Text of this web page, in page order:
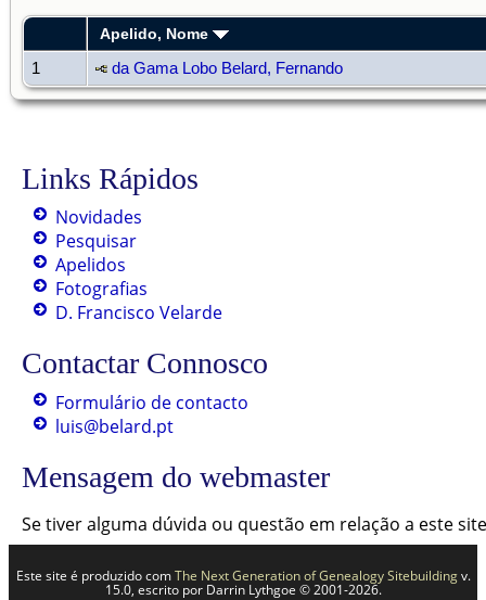
Apelido, Nome
1
da Gama Lobo Belard, Fernando
Links Rápidos
Novidades
Pesquisar
Apelidos
Fotografias
D. Francisco Velarde
Contactar Connosco
Formulário de contacto
luis@belard.pt
Mensagem do webmaster
Se tiver alguma dúvida ou questão em relação a este
Este site é produzido comThe Next Generation of Genealogy Sitebuildingv.
15.0, escrito por Darrin Lythgoe © 2001-2026.